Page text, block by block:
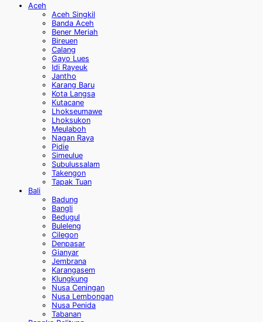
Aceh
Aceh Singkil
Banda Aceh
Bener Meriah
Bireuen
Calang
Gayo Lues
Idi Rayeuk
Jantho
Karang Baru
Kota Langsa
Kutacane
Lhokseumawe
Lhoksukon
Meulaboh
Nagan Raya
Pidie
Simeulue
Subulussalam
Takengon
Tapak Tuan
Bali
Badung
Bangli
Bedugul
Buleleng
Cilegon
Denpasar
Gianyar
Jembrana
Karangasem
Klungkung
Nusa Ceningan
Nusa Lembongan
Nusa Penida
Tabanan